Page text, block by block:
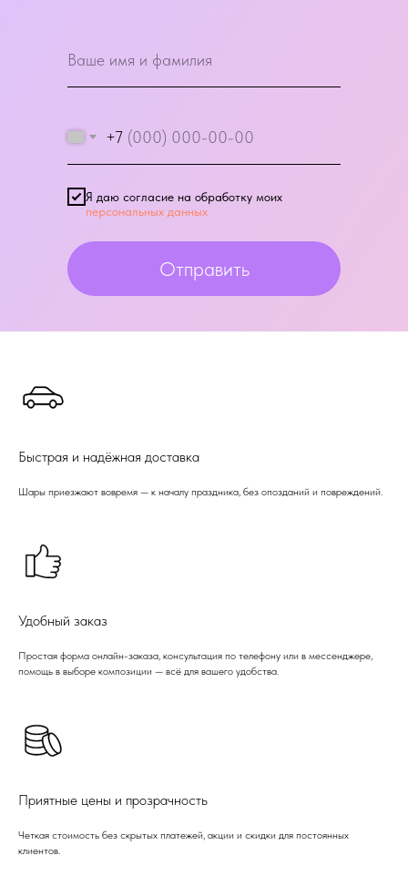
+7
Я даю согласие на обработку моих
персональных данных
Отправить
Быстрая и надёжная доставка
Шары приезжают вовремя — к началу праздника, без опозданий и повреждений.
Удобный заказ
Простая форма онлайн-заказа, консультация по телефону или в мессенджере,
помощь в выборе композиции — всё для вашего удобства.
Приятные цены и прозрачность
Четкая стоимость без скрытых платежей, акции и скидки для постоянных
клиентов.